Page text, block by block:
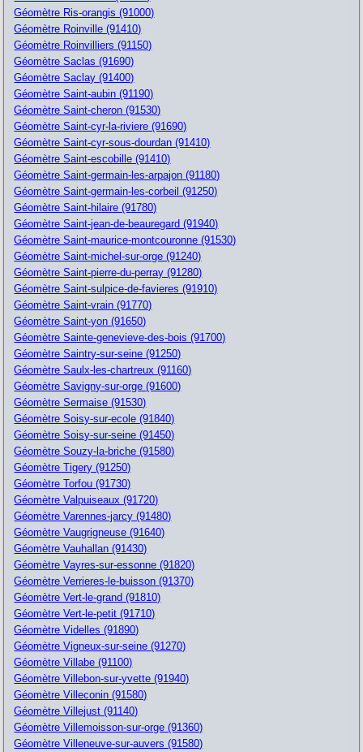
Géomètre Ris-orangis (91000)
Géomètre Roinville (91410)
Géomètre Roinvilliers (91150)
Géomètre Saclas (91690)
Géomètre Saclay (91400)
Géomètre Saint-aubin (91190)
Géomètre Saint-cheron (91530)
Géomètre Saint-cyr-la-riviere (91690)
Géomètre Saint-cyr-sous-dourdan (91410)
Géomètre Saint-escobille (91410)
Géomètre Saint-germain-les-arpajon (91180)
Géomètre Saint-germain-les-corbeil (91250)
Géomètre Saint-hilaire (91780)
Géomètre Saint-jean-de-beauregard (91940)
Géomètre Saint-maurice-montcouronne (91530)
Géomètre Saint-michel-sur-orge (91240)
Géomètre Saint-pierre-du-perray (91280)
Géomètre Saint-sulpice-de-favieres (91910)
Géomètre Saint-vrain (91770)
Géomètre Saint-yon (91650)
Géomètre Sainte-genevieve-des-bois (91700)
Géomètre Saintry-sur-seine (91250)
Géomètre Saulx-les-chartreux (91160)
Géomètre Savigny-sur-orge (91600)
Géomètre Sermaise (91530)
Géomètre Soisy-sur-ecole (91840)
Géomètre Soisy-sur-seine (91450)
Géomètre Souzy-la-briche (91580)
Géomètre Tigery (91250)
Géomètre Torfou (91730)
Géomètre Valpuiseaux (91720)
Géomètre Varennes-jarcy (91480)
Géomètre Vaugrigneuse (91640)
Géomètre Vauhallan (91430)
Géomètre Vayres-sur-essonne (91820)
Géomètre Verrieres-le-buisson (91370)
Géomètre Vert-le-grand (91810)
Géomètre Vert-le-petit (91710)
Géomètre Videlles (91890)
Géomètre Vigneux-sur-seine (91270)
Géomètre Villabe (91100)
Géomètre Villebon-sur-yvette (91940)
Géomètre Villeconin (91580)
Géomètre Villejust (91140)
Géomètre Villemoisson-sur-orge (91360)
Géomètre Villeneuve-sur-auvers (91580)